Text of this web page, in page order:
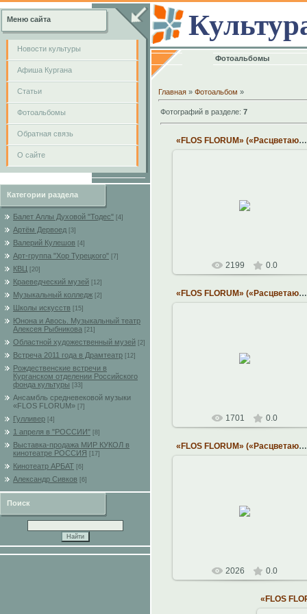
Меню сайта
Новости культуры
Афиша Кургана
Cтатьи
Фотоальбомы
Обратная связь
О сайте
Категории раздела
Балет Аллы Духовой "Тодес" [4]
Артём Дервоед [3]
Валерий Кулешов [4]
Арт-группа "Хор Турецкого" [7]
КВЦ [20]
Краеведческий музей [12]
Музыкальный колледж [2]
Школы искусств [15]
Юнона и Авось. Музыкальный театр
Алексея Рыбникова
[21]
Областной художественный музей [2]
Встреча 2011 года в Драмтеатр [12]
Рождественские встречи в
Курганском отделении Российского
фонда культуры
[33]
Ансамбль средневековой музыки
«FLOS FLORUM» [7]
Гулливер [4]
1 апреля в "РОССИИ" [8]
Выставка-продажа МИР КУКОЛ в
кинотеатре РОССИЯ
[17]
Кинотеатр АРБАТ [6]
Александр Сивков [6]
Поиск
Фотоальбомы
Главная » Фотоальбом »
Фотографий в разделе: 7
«FLOS FLORUM» («Расцветающий цветок» - лат.)
Ансамбль средневековой музыки
на исторических инструментах
2199 0.0
«FLOS FLORUM» («Расцветающий цветок» - лат.)
Ансамбль средневековой музыки
на исторических инструментах
1701 0.0
«FLOS FLORUM» («Расцветающий цветок» - лат.)
Ансамбль средневековой музыки
на исторических инструментах
2026 0.0